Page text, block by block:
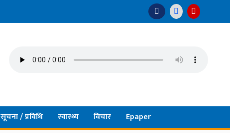
सूचना / प्रविधि स्वास्थ्य विचार Epaper